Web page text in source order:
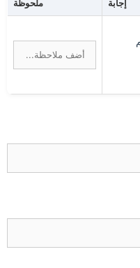
إجابة
ملحوظة